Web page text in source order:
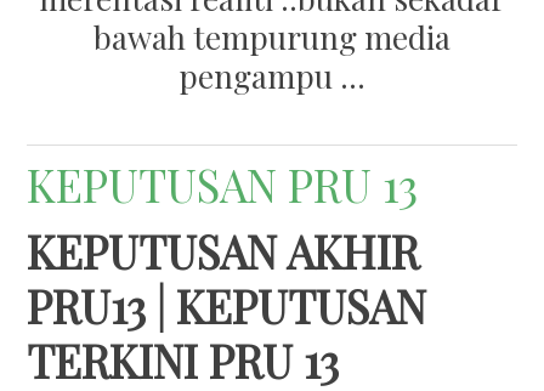
bawah tempurung media
pengampu ...
KEPUTUSAN PRU 13
KEPUTUSAN AKHIR
PRU13 | KEPUTUSAN
TERKINI PRU 13